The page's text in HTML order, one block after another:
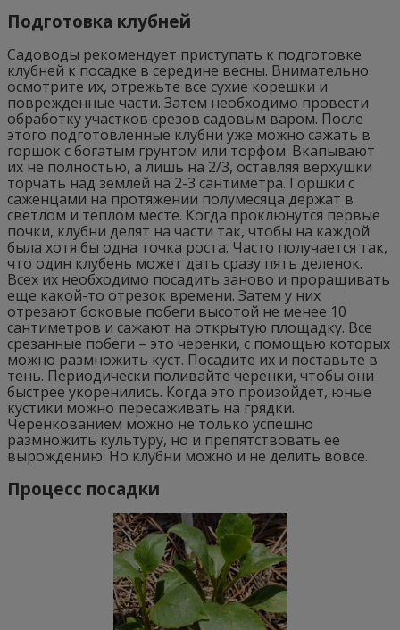
Подготовка клубней
Садоводы рекомендует приступать к подготовке
клубней к посадке в середине весны. Внимательно
осмотрите их, отрежьте все сухие корешки и
поврежденные части. Затем необходимо провести
обработку участков срезов садовым варом. После
этого подготовленные клубни уже можно сажать в
горшок с богатым грунтом или торфом. Вкапывают
их не полностью, а лишь на 2/3, оставляя верхушки
торчать над землей на 2-3 сантиметра. Горшки с
саженцами на протяжении полумесяца держат в
светлом и теплом месте. Когда проклюнутся первые
почки, клубни делят на части так, чтобы на каждой
была хотя бы одна точка роста. Часто получается так,
что один клубень может дать сразу пять деленок.
Всех их необходимо посадить заново и проращивать
еще какой-то отрезок времени. Затем у них
отрезают боковые побеги высотой не менее 10
сантиметров и сажают на открытую площадку. Все
срезанные побеги – это черенки, с помощью которых
можно размножить куст. Посадите их и поставьте в
тень. Периодически поливайте черенки, чтобы они
быстрее укоренились. Когда это произойдет, юные
кустики можно пересаживать на грядки.
Черенкованием можно не только успешно
размножить культуру, но и препятствовать ее
вырождению. Но клубни можно и не делить вовсе.
Процесс посадки